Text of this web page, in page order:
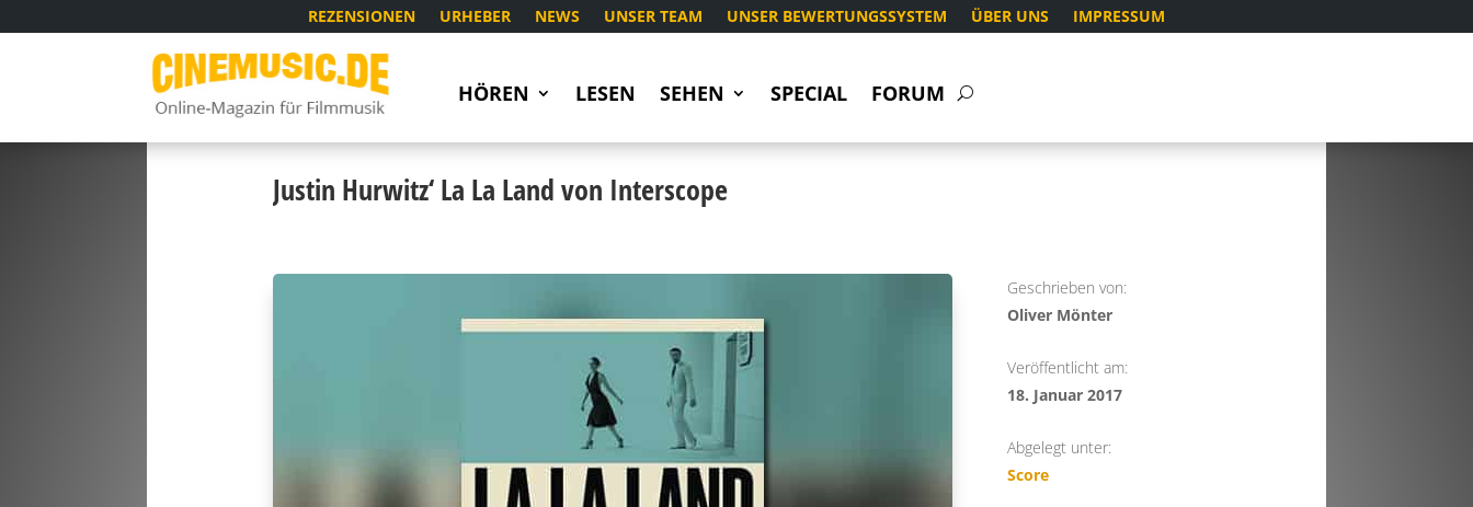
REZENSIONEN URHEBER NEWS UNSER TEAM UNSER BEWERTUNGSSYSTEM ÜBER UNS IMPRESSUM
HÖREN LESEN SEHEN SPECIAL FORUM
Justin Hurwitz‘ La La Land von Interscope
Geschrieben von:
Oliver Mönter
Veröffentlicht am:
18. Januar 2017
Abgelegt unter:
Score